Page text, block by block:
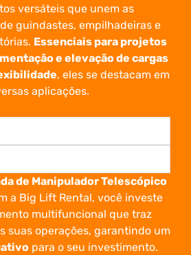
versáteis que unem as
guindastes, empilhadeiras e
Essenciais para projetos
e elevação de cargas
, eles se destacam em
aplicações.
de Manipulador Telescópico
a Big Lift Rental, você investe
multifuncional que traz
suas operações, garantindo um
para o seu investimento.